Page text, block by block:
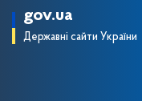
gov.ua
Державні сайти України